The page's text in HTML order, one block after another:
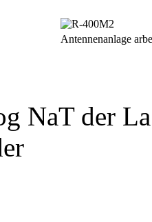
Antennenanlage
NaT der